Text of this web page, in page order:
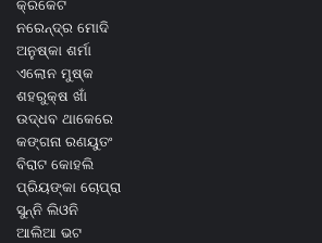
କ୍ରିକେଟ
ନରେନ୍ଦ୍ର ମୋଦି
ଅନୁଷ୍କା ଶର୍ମା
ଏଲୋନ ମୁଷ୍କ
ଶହରୁକ୍ଷ ଖାଁ
ଉଦ୍ଧବ ଥାକେରେ
କଙ୍ଗନା ରଣୟୁତଂ
ବିରାଟ କୋହଲି
ପ୍ରିୟଙ୍କା ଚୋପ୍ରା
ସୁନ୍ନି ଲିଓନି
ଆଲିଆ ଭଟ